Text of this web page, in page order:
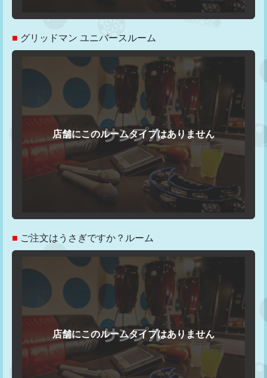
■ グリッドマン ユニバースルーム
■ ご注文はうさぎですか？ルーム